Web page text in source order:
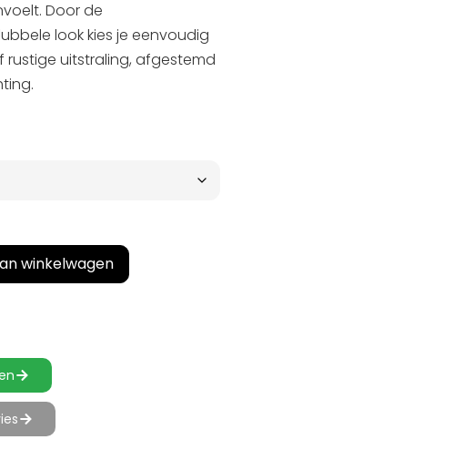
Door de
look kies je eenvoudig
rustige uitstraling, afgestemd
winkelwagen